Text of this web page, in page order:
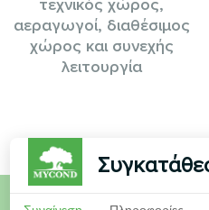
τεχνικός χώρος,
αεραγωγοί, διαθέσιμος
χώρος και συνεχής
λειτουργία